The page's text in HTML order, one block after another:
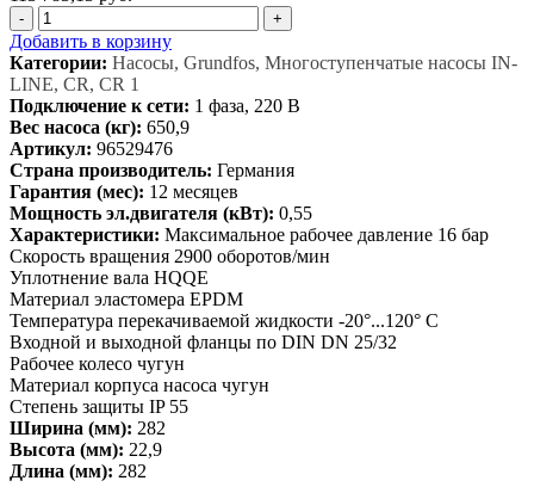
- +
Добавить в корзину
Категории: Насосы, Grundfos, Многоступенчатые насосы IN-
LINE, CR, CR 1
Подключение к сети: 1 фаза, 220 В
Вес насоса (кг): 650,9
Артикул: 96529476
Страна производитель: Германия
Гарантия (мес): 12 месяцев
Мощность эл.двигателя (кВт): 0,55
Характеристики: Максимальное рабочее давление 16 бар
Скорость вращения 2900 оборотов/мин
Уплотнение вала HQQE
Материал эластомера EPDM
Температура перекачиваемой жидкости -20°...120° C
Входной и выходной фланцы по DIN DN 25/32
Рабочее колесо чугун
Материал корпуса насоса чугун
Степень защиты IP 55
Ширина (мм): 282
Высота (мм): 22,9
Длина (мм): 282